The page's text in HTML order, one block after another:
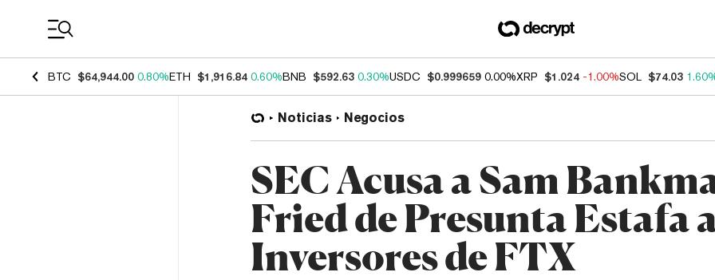
BTC $64,944.00 0.80%ETH $1,916.84 0.60%BNB $592.63 0.30%USDC $0.999659 0.00%XRP $1.024 -1.00%SOL $74.03
Noticias Negocios
SEC Acusa a Sam
Fried de Presunta Estafa
Inversores de FTX